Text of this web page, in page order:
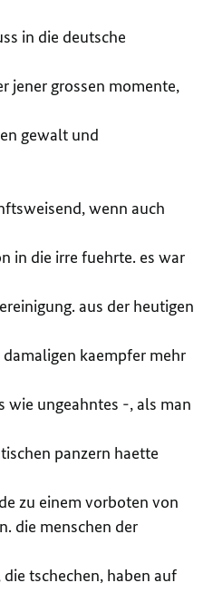
in die deutsche
jener grossen momente,
gewalt und
wenn auch
in die irre fuehrte. es war
aus der heutigen
kaempfer mehr
ungeahntes -, als man
panzern haette
zu einem vorboten von
die menschen der
tschechen, haben auf